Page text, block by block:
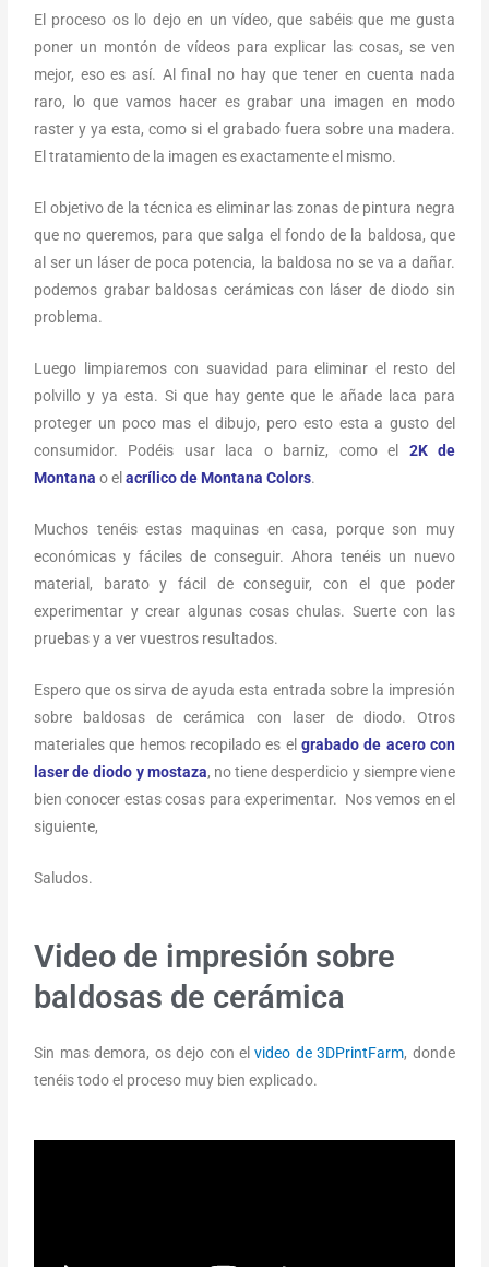
El proceso os lo dejo en un vídeo, que sabéis que me gusta
poner un montón de vídeos para explicar las cosas, se ven
mejor, eso es así. Al final no hay que tener en cuenta nada
raro, lo que vamos hacer es grabar una imagen en modo
raster y ya esta, como si el grabado fuera sobre una madera.
El tratamiento de la imagen es exactamente el mismo.
El objetivo de la técnica es eliminar las zonas de pintura negra
que no queremos, para que salga el fondo de la baldosa, que
al ser un láser de poca potencia, la baldosa no se va a dañar.
podemos grabar baldosas cerámicas con láser de diodo sin
problema.
Luego limpiaremos con suavidad para eliminar el resto del
polvillo y ya esta. Si que hay gente que le añade laca para
proteger un poco mas el dibujo, pero esto esta a gusto del
consumidor. Podéis usar laca o barniz, como el 2K de
Montana o elacrílico de Montana Colors.
Muchos tenéis estas maquinas en casa, porque son muy
económicas y fáciles de conseguir. Ahora tenéis un nuevo
material, barato y fácil de conseguir, con el que poder
experimentar y crear algunas cosas chulas. Suerte con las
pruebas y a ver vuestros resultados.
Espero que os sirva de ayuda esta entrada sobre la impresión
sobre baldosas de cerámica con laser de diodo. Otros
materiales que hemos recopilado es el grabado de acero con
laser de diodo y mostaza, no tiene desperdicio y siempre viene
bien conocer estas cosas para experimentar. Nos vemos en el
siguiente,
Saludos.
Video de impresión sobre
baldosas de cerámica
Sin mas demora, os dejo con elvideo de 3DPrintFarm, donde
tenéis todo el proceso muy bien explicado.